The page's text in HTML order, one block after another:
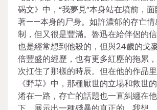
碣文》中，“我夢見”本身站在墳前，
著——本身的尸身。如許濃郁的存亡情
制，但又很是豐滿。魯迅在給伴侶的
也是經常想到他殺的，但與24歲的戈
倍豐盛的經歷，也有更多紅塵的拖累
次扛住了那樣的時辰。但在他的作品
《野草》中，那種厭世的立場和救世
淆在一路，存亡的話題也一直糾纏在